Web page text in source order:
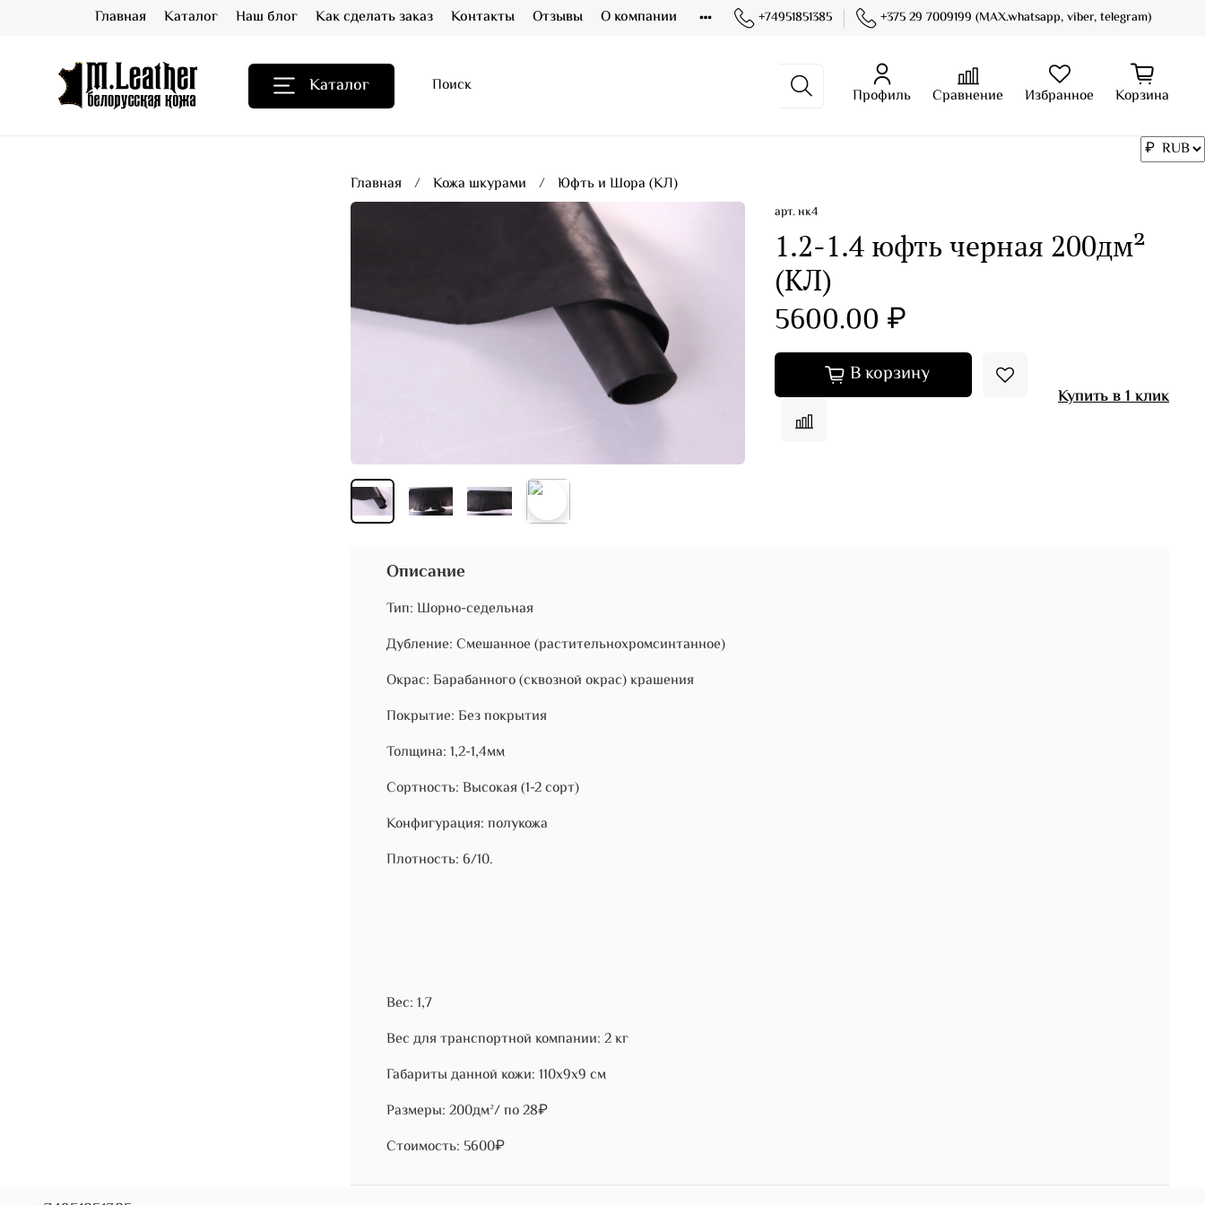
Главная Каталог Наш блог Как сделать заказ Контакты Отзывы О компании +74951851385 +375 29 7009199 (MAX.whatsapp, viber, telegram)
Каталог Профиль Сравнение Избранное Корзина
Главная Кожа шкурами Юфть и Шора (КЛ)
арт.нк4
1.2-1.4 юфть черная 200дм²
(КЛ)
5600.00 ₽
В корзину
Купить в 1 клик
Описание
Тип: Шорно-седельная
Дубление: Смешанное (растительнохромсинтанное)
Окрас: Барабанного (сквозной окрас) крашения
Покрытие: Без покрытия
Толщина: 1,2-1,4мм
Сортность: Высокая (1-2 сорт)
Конфигурация: полукожа
Плотность: 6/10.
Вес: 1,7
Вес для транспортной компании: 2 кг
Габариты данной кожи: 110х9х9 см
Размеры: 200дм²/ по 28₽
Стоимость: 5600₽